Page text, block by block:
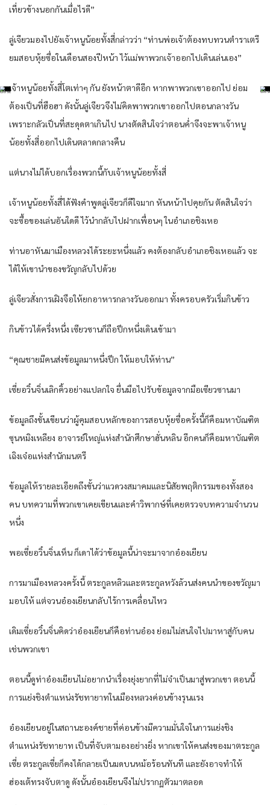
เที่ยวข้างนอกกันเมื่อไรดี”
ลู่เจียวมองไปยังเจ้าหนูน้อยทั้งสี่กล่าวว่า “ท่านพ่อเจ้าต้องทบทวนตำราเตรี
ยมสอบหุ้ยซื่อในเดือนสองปีหน้า ไว้แม่พาพวกเจ้าออกไปเดินเล่นเอง”
เจ้าหนูน้อยทั้งสี่โตเท่าๆ กัน ยังหน้าตาดีอีก หากพาพวกเขาออกไป ย่อม
ต้องเป็นที่ฮือฮา ดังนั้นลู่เจียวจึงไม่คิดพาพวกเขาออกไปตอนกลางวัน
เพราะกลัวเป็นที่สะดุดตาเกินไป นางตัดสินใจว่าตอนค่ำจึงจะพาเจ้าหนู
น้อยทั้งสี่ออกไปเดินตลาดกลางคืน
แต่นางไม่ได้บอกเรื่องพวกนี้กับเจ้าหนูน้อยทั้งสี่
เจ้าหนูน้อยทั้งสี่ได้ฟังคำพูดลู่เจียวก็ดีใจมาก หันหน้าไปคุยกัน ตัดสินใจว่า
จะซื้อของเล่นอันใดดี ไว้นำกลับไปฝากเพื่อนๆ ในอำเภอชิงเหอ
ท่านอาหันมาเมืองหลวงได้ระยะหนึ่งแล้ว คงต้องกลับอำเภอชิงเหอแล้ว จะ
ได้ให้เขานำของขวัญกลับไปด้วย
ลู่เจียวสั่งการเฝิงจือให้ยกอาหารกลางวันออกมา ทั้งครอบครัวเริ่มกินข้าว
กินข้าวได้ครึ่งหนึ่ง เซียวซานก็ถือปึกหนึ่งเดินเข้ามา
“คุณชายมีคนส่งข้อมูลมาหนึ่งปึก ให้มอบให้ท่าน”
เซี่ยอวิ๋นจิ่นเลิกคิ้วอย่างแปลกใจ ยื่นมือไปรับข้อมูลจากมือเซียวซานมา
ข้อมูลถึงขั้นเขียนว่าผู้คุมสอบหลักของการสอบหุ้ยซื่อครั้งนี้ก็คือมหาบัณฑิต
ซุนหมิงเหลียง อาจารย์ใหญ่แห่งสำนักศึกษาฮั่นหลิน อีกคนก็คือมหาบัณฑิต
เฉิงเจ๋อแห่งสำนักมนตรี
ข้อมูลให้รายละเอียดถึงขั้นว่าแวดวงสมาคมและนิสัยพฤติกรรมของทั้งสอง
คน บทความที่พวกเขาเคยเขียนและคำวิพากษ์ที่เคยตรวจบทความจำนวน
หนึ่ง
พอเซี่ยอวิ๋นจิ่นเห็น ก็เดาได้ว่าข้อมูลนี้น่าจะมาจากอ๋องเยียน
การมาเมืองหลวงครั้งนี้ ตระกูลหลิวและตระกูลหวังล้วนส่งคนนำของขวัญมา
มอบให้ แต่จวนอ๋องเยียนกลับไร้การเคลื่อนไหว
เดิมเซี่ยอวิ๋นจิ่นคิดว่าอ๋องเยียนก็คือท่านอ๋อง ย่อมไม่สนใจไปมาหาสู่กับคน
เช่นพวกเขา
ตอนนี้ดูท่าอ๋องเยียนไม่อยากนำเรื่องยุ่งยากที่ไม่จำเป็นมาสู่พวกเขา ตอนนี้
การแย่งชิงตำแหน่งรัชทายาทในเมืองหลวงค่อนข้างรุนแรง
อ๋องเยียนอยู่ในสถานะองค์ชายที่ค่อนข้างมีความมั่นใจในการแย่งชิง
ตำแหน่งรัชทายาท เป็นที่จับตามองอย่างยิ่ง หากเขาให้คนส่งของมาตระกูล
เซี่ย ตระกูลเซี่ยก็คงได้กลายเป็นมดบนหม้อร้อนทันที และยังอาจทำให้
ฮ่องเต้ทรงจับตาดู ดังนั้นอ๋องเยียนจึงไม่ปรากฏตัวมาตลอด